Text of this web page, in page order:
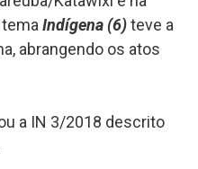
Indígena (6)teve a
abrangendo os atos
a IN 3/2018 descrito